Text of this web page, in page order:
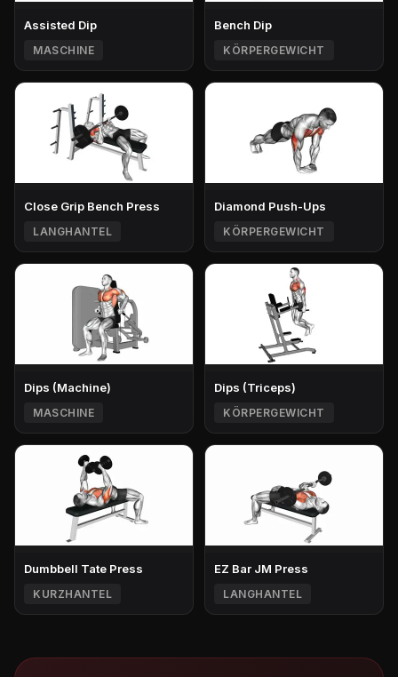
Assisted Dip
MASCHINE
Bench Dip
KÖRPERGEWICHT
Close Grip Bench Press
LANGHANTEL
Diamond Push-Ups
KÖRPERGEWICHT
Dips (Machine)
MASCHINE
Dips (Triceps)
KÖRPERGEWICHT
Dumbbell Tate Press
KURZHANTEL
EZ Bar JM Press
LANGHANTEL